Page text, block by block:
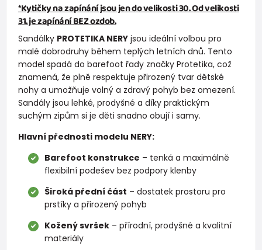
*Kytičky na zapínání jsou jen do velikosti 30. Od velikosti
31. je zapínání BEZ ozdob.
Sandálky PROTETIKA NERYjsou ideální volbou pro
malé dobrodruhy během teplých letních dnů. Tento
model spadá do barefoot řady značky Protetika, což
znamená, že plně respektuje přirozený tvar dětské
nohy a umožňuje volný a zdravý pohyb bez omezení.
Sandály jsou lehké, prodyšné a díky praktickým
suchým zipům si je děti snadno obují i samy.
Hlavní přednosti modelu NERY:
Barefoot konstrukce – tenká a maximálně
flexibilní podešev bez podpory klenby
Široká přední část – dostatek prostoru pro
prstíky a přirozený pohyb
Kožený svršek – přírodní, prodyšné a kvalitní
materiály